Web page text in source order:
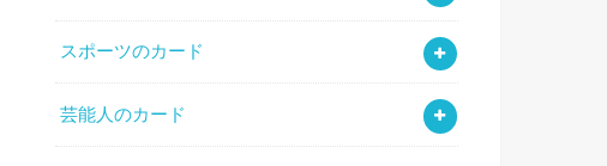
スポーツのカード
芸能人のカード